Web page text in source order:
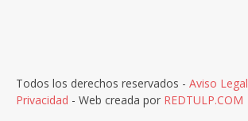
Todos los derechos reservados - Aviso Legal
Privacidad - Web creada por REDTULP.COM